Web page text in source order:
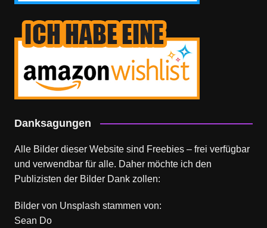
Danksagungen
Alle Bilder dieser Website sind Freebies – frei verfügbar
und verwendbar für alle. Daher möchte ich den
Publizisten der Bilder Dank zollen:
Bilder von Unsplash stammen von:
Sean Do